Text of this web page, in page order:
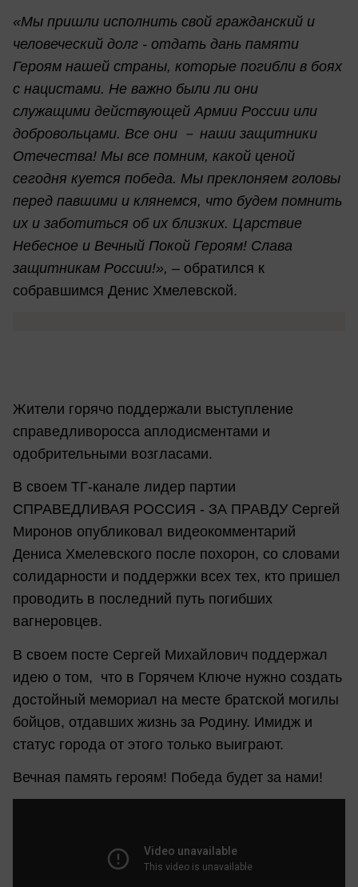
«Мы пришли исполнить свой гражданский и
человеческий долг - отдать дань памяти
Героям нашей страны, которые погибли в боях
с нацистами. Не важно были ли они
служащими действующей Армии России или
добровольцами. Все они － наши защитники
Отечества! Мы все помним, какой ценой
сегодня куется победа. Мы преклоняем головы
перед павшими и клянемся, что будем помнить
их и заботиться об их близких. Царствие
Небесное и Вечный Покой Героям! Слава
защитникам России!», – обратился к
собравшимся Денис Хмелевской.
Жители горячо поддержали выступление
справедливоросса аплодисментами и
одобрительными возгласами.
В своем ТГ-канале лидер партии
СПРАВЕДЛИВАЯ РОССИЯ - ЗА ПРАВДУ Сергей
Миронов опубликовал видеокомментарий
Дениса Хмелевского после похорон, со словами
солидарности и поддержки всех тех, кто пришел
проводить в последний путь погибших
вагнеровцев.
В своем посте Сергей Михайлович поддержал
идею о том, что в Горячем Ключе нужно создать
достойный мемориал на месте братской могилы
бойцов, отдавших жизнь за Родину. Имидж и
статус города от этого только выиграют.
Вечная память героям! Победа будет за нами!